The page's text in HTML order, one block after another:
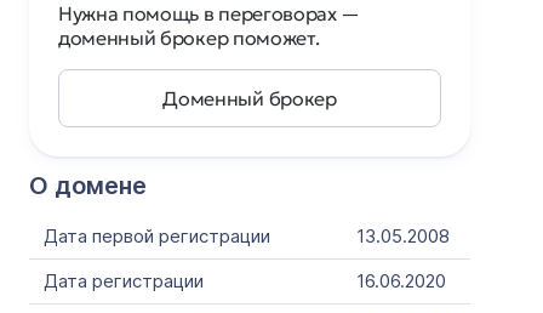
О домене
Дата первой регистрации
13.05.2008
Дата регистрации
16.06.2020
Нужна помощь в переговорах —
доменный брокер поможет.
Доменный брокер